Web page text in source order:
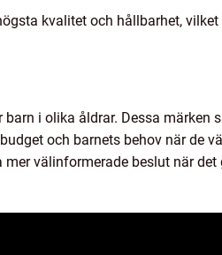
kvalitet och hållbarhet,
i olika åldrar. Dessa märken
och barnets behov när de
välinformerade beslut när